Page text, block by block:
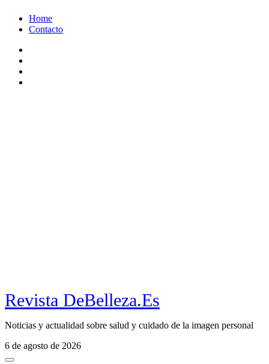
Home
Contacto
Revista DeBelleza.Es
Noticias y actualidad sobre salud y cuidado de la imagen personal
6 de agosto de 2026